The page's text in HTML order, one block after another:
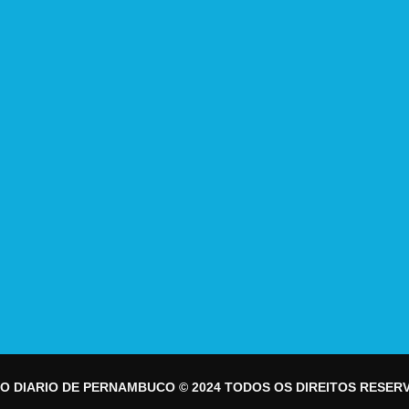
DIARIO DE PERNAMBUCO © 2024 TODOS OS DIREITOS